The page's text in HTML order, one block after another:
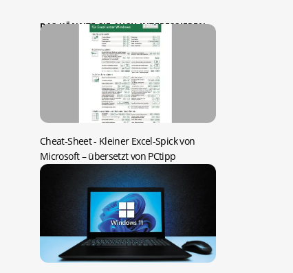
DAS KÖNNTE SIE AUCH INTERESSIEREN:
Cheat-Sheet - Kleiner Excel-Spick von
Microsoft – übersetzt von PCtipp